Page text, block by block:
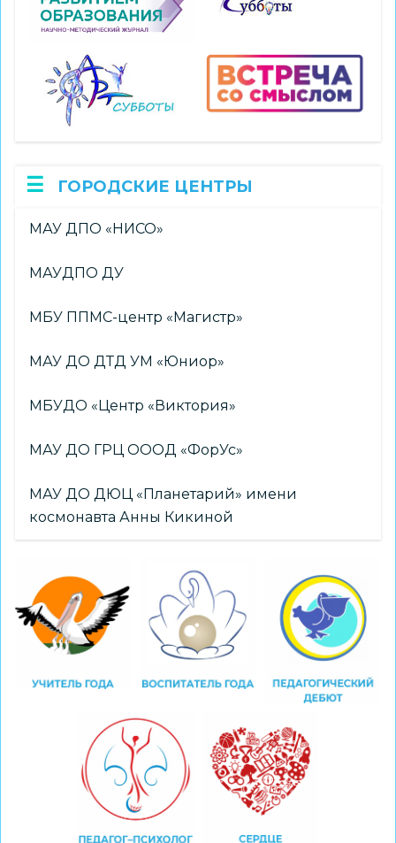
ГОРОДСКИЕ ЦЕНТРЫ
МАУ ДПО «НИСО»
МАУДПО ДУ
МБУ ППМС-центр «Магистр»
МАУ ДО ДТД УМ «Юниор»
МБУДО «Центр «Виктория»
МАУ ДО ГРЦ ОООД «ФорУс»
МАУ ДО ДЮЦ «Планетарий» имени
космонавта Анны Кикиной